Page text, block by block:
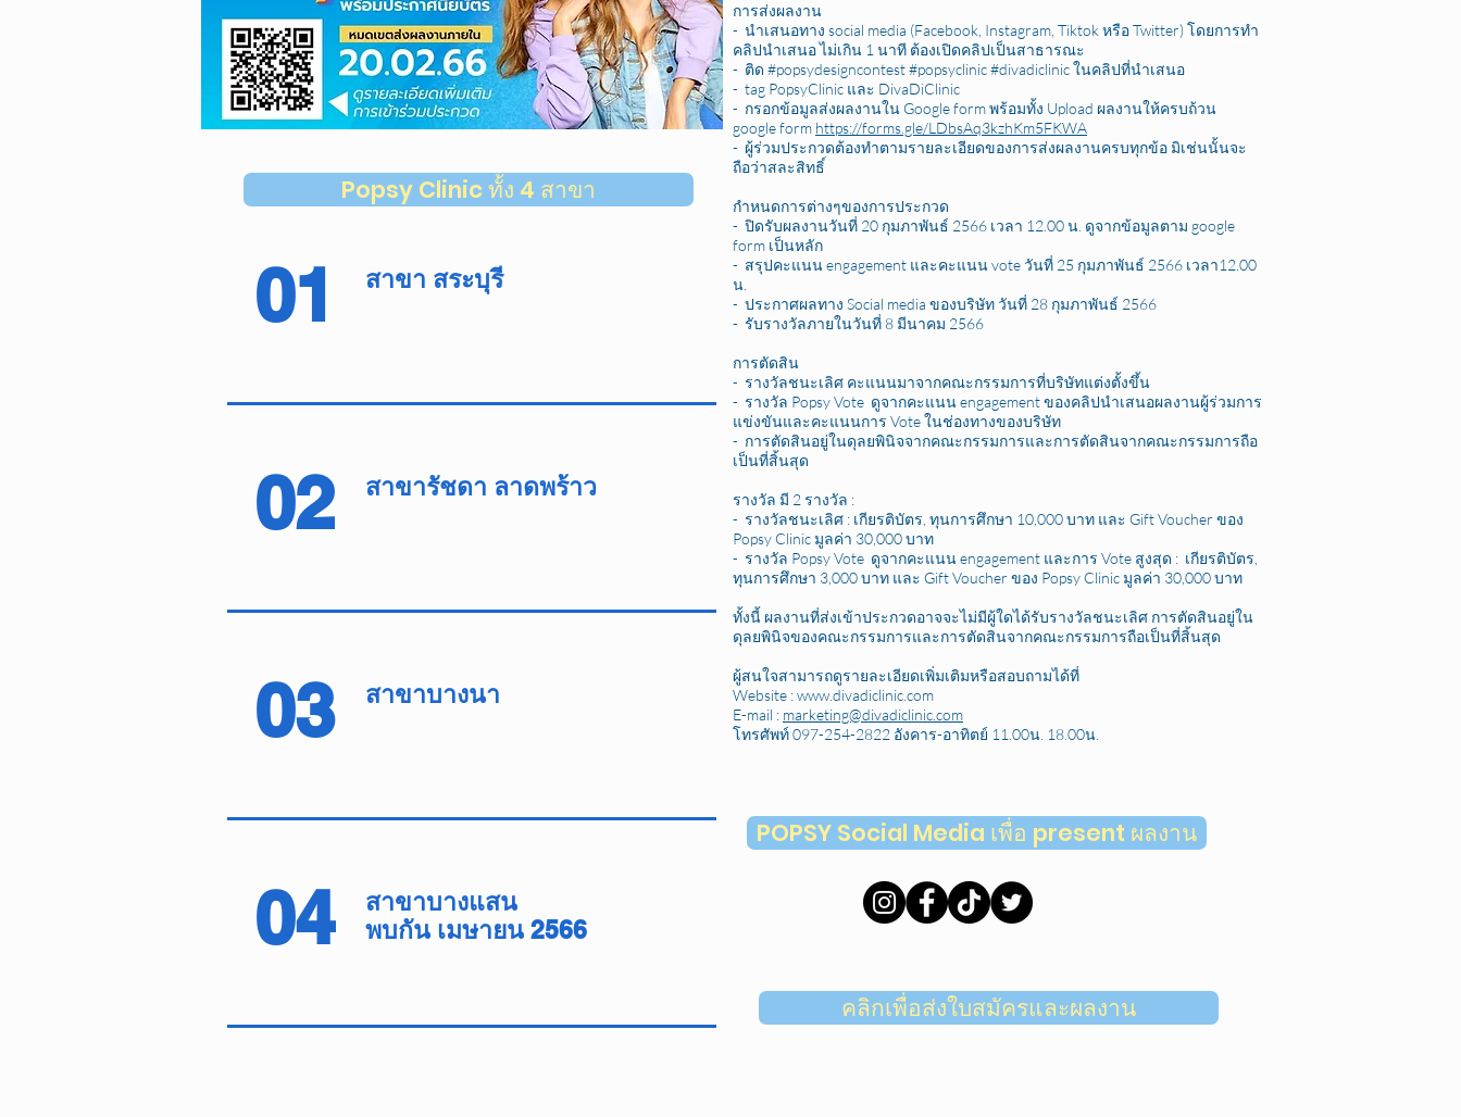
Popsy Clinic ทั้ง 4 สาขา
01 สาขา สระบุรี
02 สาขารัชดา ลาดพร้าว
03 สาขาบางนา
04
สาขาบางแสน
พบกัน เมษายน 2566
POPSY Social Media เพื่อ present ผลงาน
การส่งผลงาน
- นำเสนอทาง social media (Facebook, Instagram, Tiktok หรือ Twitter) โดยการทำ
คลิปนำเสนอ ไม่เกิน 1 นาที ต้องเปิดคลิปเป็นสาธารณะ
- ติด #popsydesigncontest #popsyclinic #divadiclinic ในคลิปที่นำเสนอ
- tag PopsyClinic และ DivaDiClinic
- กรอกข้อมูลส่งผลงานใน Google form พร้อมทั้ง Upload ผลงานให้ครบถ้วน
google form https://forms.gle/LDbsAq3kzhKm5FKWA
- ผู้ร่วมประกวดต้องทำตามรายละเอียดของการส่งผลงานครบทุกข้อ มิเช่นนั้นจะ
ถือว่าสละสิทธิ์
กำหนดการต่างๆของการประกวด
- ปิดรับผลงานวันที่ 20 กุมภาพันธ์ 2566 เวลา 12.00 น. ดูจากข้อมูลตาม google
form เป็นหลัก
- สรุปคะแนน engagement และคะแนน vote วันที่ 25 กุมภาพันธ์ 2566 เวลา12.00
น.
- ประกาศผลทาง Social media ของบริษัท วันที่ 28 กุมภาพันธ์ 2566
- รับรางวัลภายในวันที่ 8 มีนาคม 2566
การตัดสิน
- รางวัลชนะเลิศ คะแนนมาจากคณะกรรมการที่บริษัทแต่งตั้งขึ้น
- รางวัล Popsy Vote ดูจากคะแนน engagement ของคลิปนำเสนอผลงานผู้ร่วมการ
แข่งขันและคะแนนการ Vote ในช่องทางของบริษัท
- การตัดสินอยู่ในดุลยพินิจจากคณะกรรมการและการตัดสินจากคณะกรรมการถือ
เป็นที่สิ้นสุด
รางวัล มี 2 รางวัล :
- รางวัลชนะเลิศ : เกียรติบัตร, ทุนการศึกษา 10,000 บาท และ Gift Voucher ของ
Popsy Clinic มูลค่า 30,000 บาท
- รางวัล Popsy Vote ดูจากคะแนน engagement และการ Vote สูงสุด : เกียรติบัตร,
ทุนการศึกษา 3,000 บาท และ Gift Voucher ของ Popsy Clinic มูลค่า 30,000 บาท
ทั้งนี้ ผลงานที่ส่งเข้าประกวดอาจจะไม่มีผู้ใดได้รับรางวัลชนะเลิศ การตัดสินอยู่ใน
ดุลยพินิจของคณะกรรมการและการตัดสินจากคณะกรรมการถือเป็นที่สิ้นสุด
ผู้สนใจสามารถดูรายละเอียดเพิ่มเติมหรือสอบถามได้ที่
Website :www.divadiclinic.com
E-mail : marketing@divadiclinic.com
โทรศัพท์ 097-254-2822 อังคาร-อาทิตย์ 11.00น. 18.00น.
คลิกเพื่อส่งใบสมัครและผลงาน